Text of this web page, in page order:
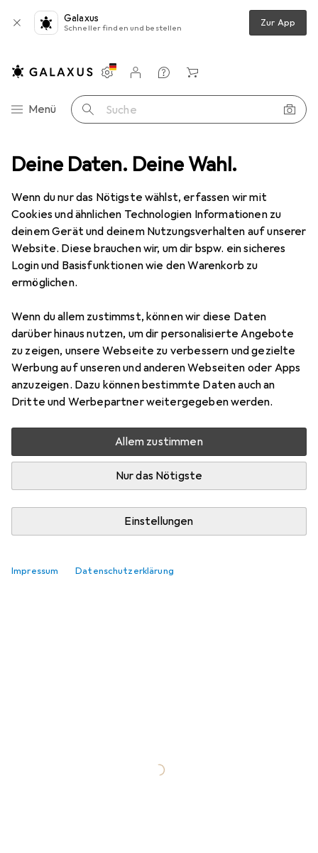
Deine Daten. Deine Wahl.
Wenn du nur das Nötigste wählst, erfassen wir mit
Cookies und ähnlichen Technologien Informationen zu
deinem Gerät und deinem Nutzungsverhalten auf unserer
Website. Diese brauchen wir, um dir bspw. ein sicheres
Login und Basisfunktionen wie den Warenkorb zu
ermöglichen.
Wenn du allem zustimmst, können wir diese Daten
darüber hinaus nutzen, um dir personalisierte Angebote
zu zeigen, unsere Webseite zu verbessern und gezielte
Werbung auf unseren und anderen Webseiten oder Apps
anzuzeigen. Dazu können bestimmte Daten auch an
Dritte und Werbepartner weitergegeben werden.
Allem zustimmen
Nur das Nötigste
Einstellungen
Impressum Datenschutzerklärung
Galaxus
Schneller finden und bestellen Zur App
Navigation nach Kategorien
Menü Suche
Einstellungen
Kundenkonto
Vergleichslisten
Merklisten
Warenkorb
Festo
Kategorien anzeigen
Diese Marke gefällt mir